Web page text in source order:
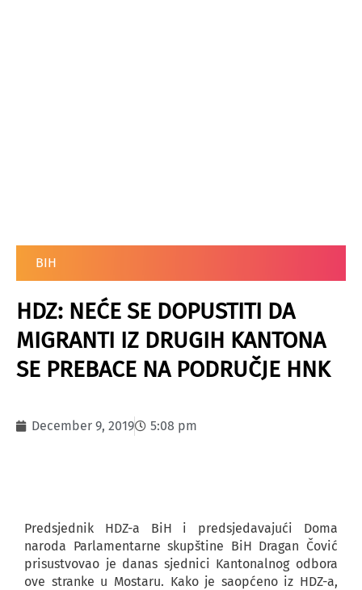
BIH
HDZ: NEĆE SE DOPUSTITI DA
MIGRANTI IZ DRUGIH KANTONA
SE PREBACE NA PODRUČJE HNK
December 9, 2019 5:08 pm
Predsjednik HDZ-a BiH i predsjedavajući Doma
naroda Parlamentarne skupštine BiH Dragan Čović
prisustvovao je danas sjednici Kantonalnog odbora
ove stranke u Mostaru. Kako je saopćeno iz HDZ-a,